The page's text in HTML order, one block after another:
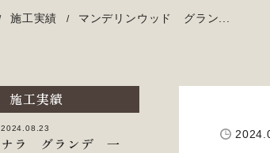
施工実績 マンデリンウッド グラン...
施工実績
2024.08.23
ナラ グランデ 一